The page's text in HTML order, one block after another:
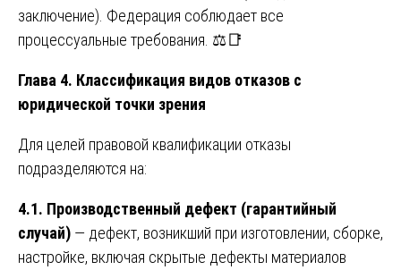
заключение). Федерация соблюдает все
процессуальные требования. ⚖️📑
Глава 4. Классификация видов отказов с
юридической точки зрения
Для целей правовой квалификации отказы
подразделяются на:
4.1. Производственный дефект (гарантийный
случай) — дефект, возникший при изготовлении, сборке,
настройке, включая скрытые дефекты материалов